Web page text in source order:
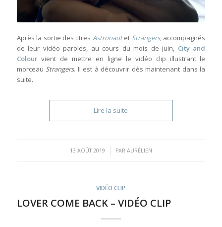
Après la sortie des titres Astronautet Strangers, accompagnés
de leur vidéo paroles, au cours du mois de juin, City and
Colourvient de mettre en ligne le vidéo clip illustrant le
morceau Strangers. Il est à découvrir dès maintenant dans la
suite.
Lire la suite
13 AOÛT 2019
/ PAR AURÉLIEN
VIDÉO CLIP
LOVER COME BACK – VIDÉO CLIP